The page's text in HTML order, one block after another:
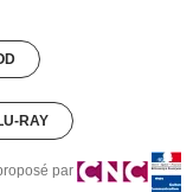
RAY
par